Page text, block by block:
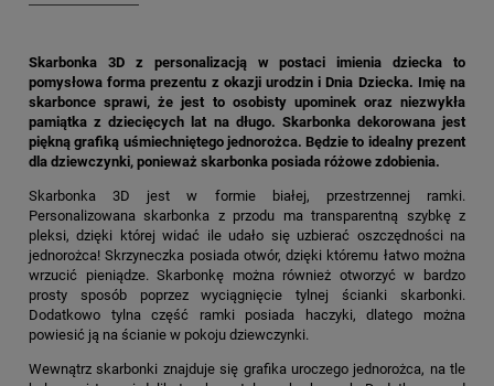
Skarbonka 3D z personalizacją w postaci imienia dziecka to
pomysłowa forma prezentu z okazji urodzin i Dnia Dziecka. Imię na
skarbonce sprawi, że jest to osobisty upominek oraz niezwykła
pamiątka z dziecięcych lat na długo. Skarbonka dekorowana jest
piękną grafiką uśmiechniętego jednorożca. Będzie to idealny prezent
dla dziewczynki, ponieważ skarbonka posiada różowe zdobienia.
Skarbonka 3D jest w formie białej, przestrzennej ramki.
Personalizowana skarbonka z przodu ma transparentną szybkę z
pleksi, dzięki której widać ile udało się uzbierać oszczędności na
jednorożca! Skrzyneczka posiada otwór, dzięki któremu łatwo można
wrzucić pieniądze. Skarbonkę można również otworzyć w bardzo
prosty sposób poprzez wyciągnięcie tylnej ścianki skarbonki.
Dodatkowo tylna część ramki posiada haczyki, dlatego można
powiesić ją na ścianie w pokoju dziewczynki.
Wewnątrz skarbonki znajduje się grafika uroczego jednorożca, na tle